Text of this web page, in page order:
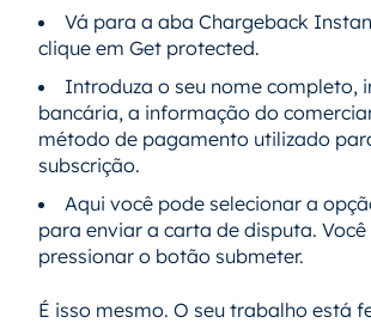
Vá para a aba Chargeback
clique em Get protected.
Introduza o seu nome completo,
bancária, a informação do
método de pagamento utilizado
subscrição.
Aqui você pode selecionar a
para enviar a carta de disputa.
pressionar o botão submeter.
É isso mesmo. O seu trabalho está